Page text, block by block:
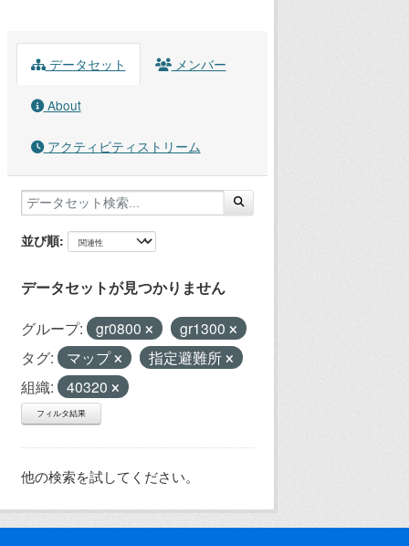
データセット メンバー
About
アクティビティストリーム
並び順
データセットが見つかりません
グループ: gr0800
gr1300
タグ:
マップ
指定避難所
組織:
40320
フィルタ結果
他の検索を試してください。